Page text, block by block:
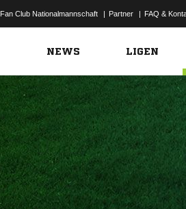
Fan Club Nationalmannschaft | Partner | FAQ &
NEWS LIGEN